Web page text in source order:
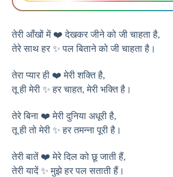
तेरी आँखों में ❤️ देखकर जीने को जी चाहता है,
तेरे साथ हर ✨ पल बिताने को जी चाहता है।
तेरा प्यार ही ❤️ मेरी शक्ति है,
तू ही मेरी ✨ हर चाहत, मेरी भक्ति है।
तेरे बिना ❤️ मेरी दुनिया अधूरी है,
तू ही तो मेरी ✨ हर तमन्ना पूरी है।
तेरी बातें ❤️ मेरे दिल को छू जाती हैं,
तेरी यादें ✨ मुझे हर पल सताती हैं।